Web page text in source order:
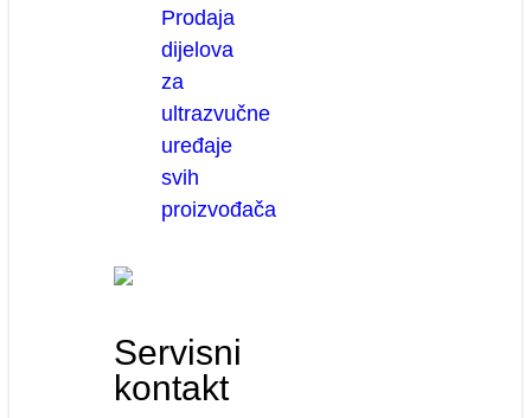
Prodaja
dijelova
za
ultrazvučne
uređaje
svih
proizvođača
Servisni
kontakt